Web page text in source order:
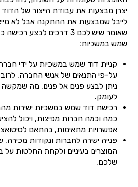
יצרן מבצעות את עבודת הייצור של הדוד
לייבל שמבצעות את ההתקנה אבל לא
שאומר שיש לכם 3 דרכים
שמש במשכיות:
קניית דוד שמש במשכיות על ידי
על-פי התנאים של אנשי החברה.
ניתן לבצע פנים אל פנים, מה
לעומק.
רכישת דוד שמש במשכיות ישירות
כמה וכמה חברות מפיצות, ויכול
אפשרויות מתאימות, בהתאם
פנייה ישירה לחברות ונקודות מכירה.
המוצרים בעיניים ולקחת החלטות על
שלכם.